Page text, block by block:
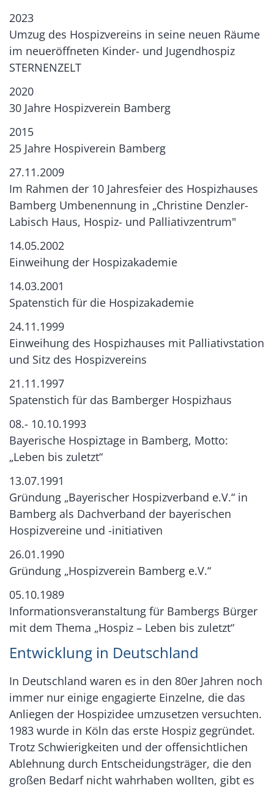
2023
Umzug des Hospizvereins in seine neuen Räume
im neueröffneten Kinder- und Jugendhospiz
STERNENZELT
2020
30 Jahre Hospizverein Bamberg
2015
25 Jahre Hospiverein Bamberg
27.11.2009
Im Rahmen der 10 Jahresfeier des Hospizhauses
Bamberg Umbenennung in „Christine Denzler-
Labisch Haus, Hospiz- und Palliativzentrum"
14.05.2002
Einweihung der Hospizakademie
14.03.2001
Spatenstich für die Hospizakademie
24.11.1999
Einweihung des Hospizhauses mit Palliativstation
und Sitz des Hospizvereins
21.11.1997
Spatenstich für das Bamberger Hospizhaus
08.- 10.10.1993
Bayerische Hospiztage in Bamberg, Motto:
„Leben bis zuletzt“
13.07.1991
Gründung „Bayerischer Hospizverband e.V.“ in
Bamberg als Dachverband der bayerischen
Hospizvereine und -initiativen
26.01.1990
Gründung „Hospizverein Bamberg e.V.“
05.10.1989
Informationsveranstaltung für Bambergs Bürger
mit dem Thema „Hospiz – Leben bis zuletzt“
Entwicklung in Deutschland
In Deutschland waren es in den 80er Jahren noch
immer nur einige engagierte Einzelne, die das
Anliegen der Hospizidee umzusetzen versuchten.
1983 wurde in Köln das erste Hospiz gegründet.
Trotz Schwierigkeiten und der offensichtlichen
Ablehnung durch Entscheidungsträger, die den
großen Bedarf nicht wahrhaben wollten, gibt es